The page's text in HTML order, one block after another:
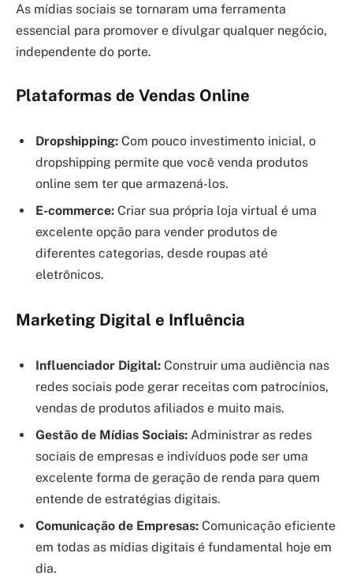
As mídias sociais se tornaram uma ferramenta
essencial para promover e divulgar qualquer negócio,
independente do porte.
Plataformas de Vendas Online
Dropshipping: Com pouco investimento inicial, o
dropshipping permite que você venda produtos
online sem ter que armazená-los.
E-commerce: Criar sua própria loja virtual é uma
excelente opção para vender produtos de
diferentes categorias, desde roupas até
eletrônicos.
Marketing Digital e Influência
Influenciador Digital: Construir uma audiência nas
redes sociais pode gerar receitas com patrocínios,
vendas de produtos afiliados e muito mais.
Gestão de Mídias Sociais: Administrar as redes
sociais de empresas e indivíduos pode ser uma
excelente forma de geração de renda para quem
entende de estratégias digitais.
Comunicação de Empresas: Comunicação eficiente
em todas as mídias digitais é fundamental hoje em
dia.